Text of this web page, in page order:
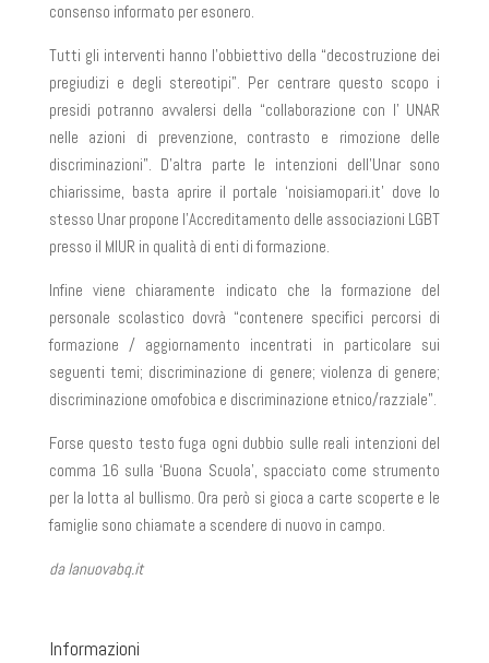
consenso informato per esonero.
Tutti gli interventi hanno l’obbiettivo della “decostruzione dei
pregiudizi e degli stereotipi”. Per centrare questo scopo i
presidi potranno avvalersi della “collaborazione con l’ UNAR
nelle azioni di prevenzione, contrasto e rimozione delle
discriminazioni”. D’altra parte le intenzioni dell’Unar sono
chiarissime, basta aprire il portale ‘noisiamopari.it’ dove lo
stesso Unar propone l’Accreditamento delle associazioni LGBT
presso il MIUR in qualità di enti di formazione.
Infine viene chiaramente indicato che la formazione del
personale scolastico dovrà “contenere specifici percorsi di
formazione / aggiornamento incentrati in particolare sui
seguenti temi; discriminazione di genere; violenza di genere;
discriminazione omofobica e discriminazione etnico/razziale”.
Forse questo testo fuga ogni dubbio sulle reali intenzioni del
comma 16 sulla ‘Buona Scuola’, spacciato come strumento
per la lotta al bullismo. Ora però si gioca a carte scoperte e le
famiglie sono chiamate a scendere di nuovo in campo.
da lanuovabq.it
Informazioni